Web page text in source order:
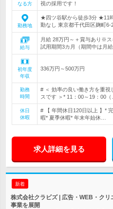
なる方
視の採用です！
勤務地
★四ツ谷駅から徒歩3分 ★11
勤なし 東京都千代田区麹町6-
給与
月給 28万円～＋賞与あり※
試用期間3カ月（期間中は月
初年度
年収
336万円～500万円
勤務
時間
# ＜ 効率の良い働き方を重視
スです ＞* 11：00～19：00（
休日
休暇
# 【 年間休日120日以上 】*
暇* 夏季休暇* 年末年始休…
求人詳細を見る
新着
株式会社クラビズ | 広告・WEB・ク
事業を展開